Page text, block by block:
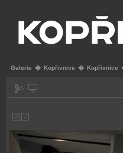
Galerie � Kopřivnice � Kopřivnice